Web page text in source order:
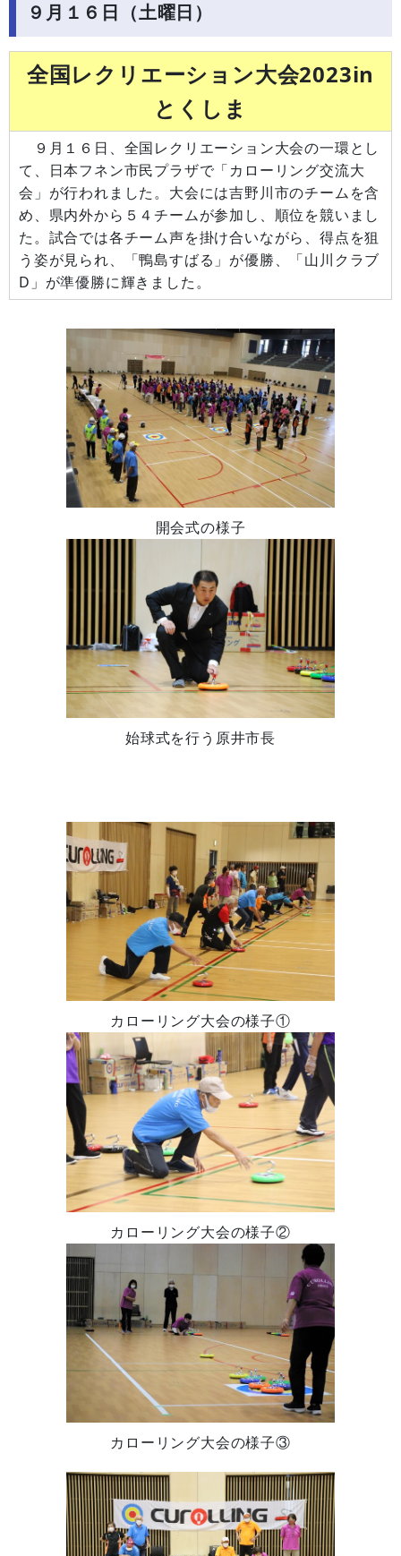
９月１６日（土曜日）
開会式の様子
始球式を行う原井市長
全国レクリエーション大会2023in
とくしま
９月１６日、全国レクリエーション大会の一環とし
て、日本フネン市民プラザで「カローリング交流大
会」が行われました。大会には吉野川市のチームを含
め、県内外から５４チームが参加し、順位を競いまし
た。試合では各チーム声を掛け合いながら、得点を狙
う姿が見られ、「鴨島すばる」が優勝、「山川クラブ
D」が準優勝に輝きました。
カローリング大会の様子①
カローリング大会の様子②
カローリング大会の様子③